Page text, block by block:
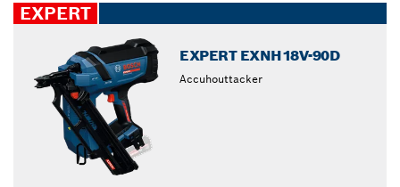
EXPERT
EXPERT EXNH18V-90D
Accuhouttacker